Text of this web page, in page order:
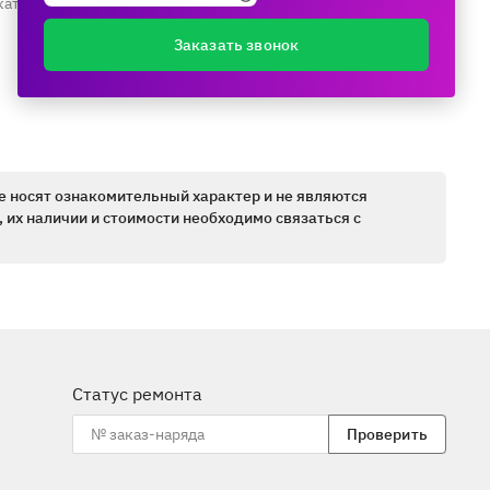
ознакомительный характер и не являются
наличии и стоимости необходимо связаться с
Статус ремонта
Проверить
Заказать звонок